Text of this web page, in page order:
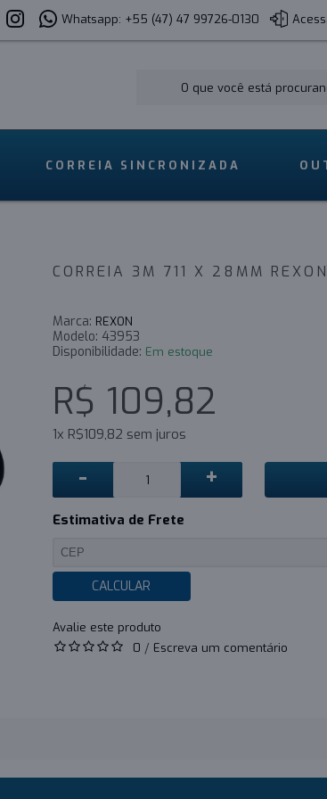
Whatsapp: +55 (47) 47 99726-0130
CORREIA SINCRONIZADA
CORREIA 3M 711 X 28MM
Marca: REXON
Modelo: 43953
Disponibilidade: Em estoque
R$ 109,82
1x R$109,82 sem juros
- +
Estimativa de Frete
CALCULAR
0 / Escreva um comentário